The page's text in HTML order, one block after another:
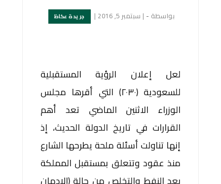
بواسطة -
| سبتمبر 5, 2016 | جريدة عكاظ
لعل إعلان الرؤية المستقبلية
للسعودية (٢٠٣٠) التي أقرها مجلس
الوزراء الاثنين الماضي تعد أهم
القرارات في تاريخ الدولة الحديث، إذ
إنها تناولت أسئلة ملحة يطرحها الشارع
منذ عقود وتتعلق بمستقبل المملكة